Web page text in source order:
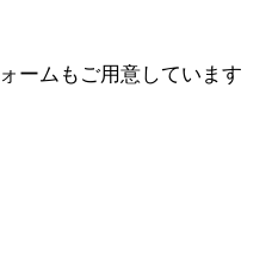
ームもご用意しています